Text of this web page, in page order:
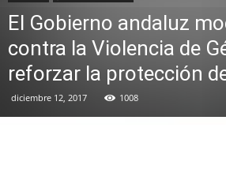
El Gobierno andaluz
contra la Violencia de
reforzar la protección
diciembre 12, 2017 1008